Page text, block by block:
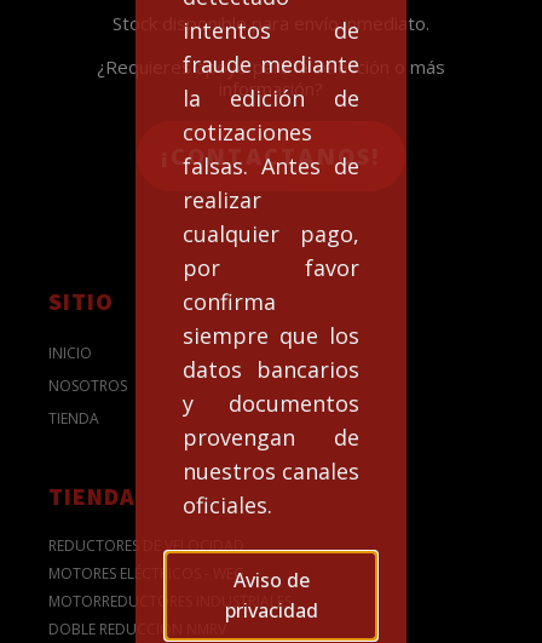
intentos de
fraude mediante
la edición de
cotizaciones
falsas. Antes de
realizar
cualquier pago,
por favor
confirma
siempre que los
datos bancarios
y documentos
provengan de
nuestros canales
oficiales.
Aviso de
privacidad
Stock disponible para envío inmediato.
¿Requieres apoyo para la selección o más
información?
¡CONTACTANOS!
SITIO
INICIO
NOSOTROS
TIENDA
TIENDA
REDUCTORES DE VELOCIDAD
MOTORES ELÉCTRICOS - WEG
MOTORREDUCTORES INDUSTRIALES
DOBLE REDUCCIÓN NMRV